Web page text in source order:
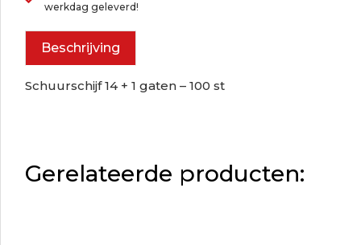
werkdag geleverd!
Beschrijving
Schuurschijf 14 + 1 gaten – 100 st
Gerelateerde producten: